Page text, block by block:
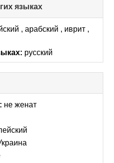
языках
to
collapse
contents
, арабский , иврит ,
русский
не женат